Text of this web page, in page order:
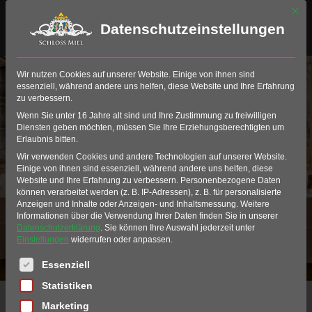
Zielgruppe: VIP / Premium-
Gäste
Home erlebnisse
Mit
Datenschutzeinstellungen
Wir nutzen Cookies auf unserer Website. Einige von ihnen sind
essenziell, während andere uns helfen, diese Website und Ihre Erfahrung
zu verbessern.
Wenn Sie unter 16 Jahre alt sind und Ihre Zustimmung zu freiwilligen
Diensten geben möchten, müssen Sie Ihre Erziehungsberechtigten um
Erlaubnis bitten.
Wir verwenden Cookies und andere Technologien auf unserer Website.
Einige von ihnen sind essenziell, während andere uns helfen, diese
Website und Ihre Erfahrung zu verbessern. Personenbezogene Daten
können verarbeitet werden (z. B. IP-Adressen), z. B. für personalisierte
Anzeigen und Inhalte oder Anzeigen- und Inhaltsmessung. Weitere
Informationen über die Verwendung Ihrer Daten finden Sie in unserer
Datenschutzerklärung. Sie können Ihre Auswahl jederzeit unter
Einstellungen widerrufen oder anpassen.
Es folgt eine Liste der Service-Gruppen, für die eine
Essenziell
Statistiken
Marketing